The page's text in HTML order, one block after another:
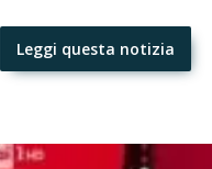
Leggi questa notizia